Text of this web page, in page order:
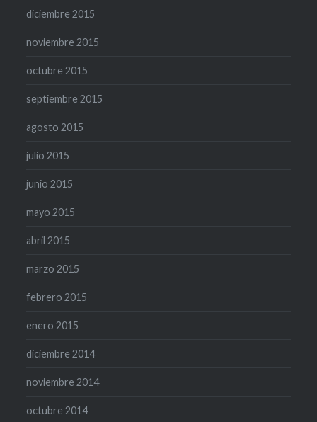
diciembre 2015
noviembre 2015
octubre 2015
septiembre 2015
agosto 2015
julio 2015
junio 2015
mayo 2015
abril 2015
marzo 2015
febrero 2015
enero 2015
diciembre 2014
noviembre 2014
octubre 2014